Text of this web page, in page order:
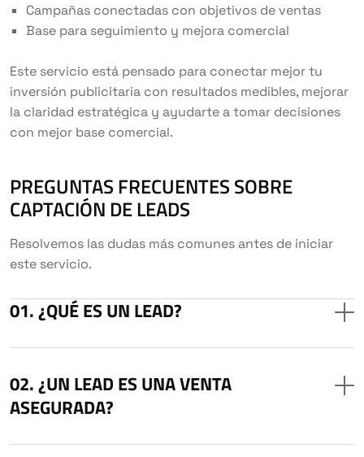
Campañas conectadas con objetivos de ventas
Base para seguimiento y mejora comercial
Este servicio está pensado para conectar mejor tu
inversión publicitaria con resultados medibles, mejorar
la claridad estratégica y ayudarte a tomar decisiones
con mejor base comercial.
PREGUNTAS FRECUENTES SOBRE
CAPTACIÓN DE LEADS
Resolvemos las dudas más comunes antes de iniciar
este servicio.
¿QUÉ ES UN LEAD?
¿UN LEAD ES UNA VENTA
ASEGURADA?